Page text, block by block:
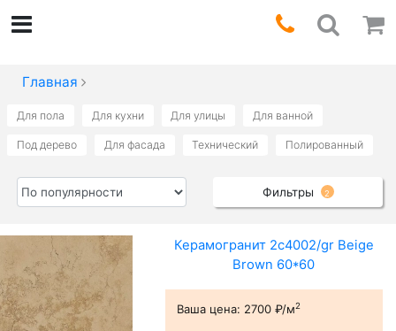
Главная
Для пола Для кухни Для улицы Для ванной
Под дерево Для фасада Технический Полированный
Фильтры 2
Керамогранит 2c4002/gr Beige
Brown 60*60
Ваша цена: 2700 ₽/м2